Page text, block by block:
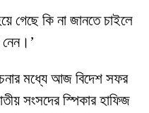
গেছে কি না জানতে চাইলে
নেন।’
মধ্যে আজ বিদেশ সফর
সংসদের স্পিকার হাফিজ